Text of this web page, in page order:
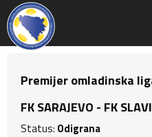
Premijer omladinska
FK SARAJEVO - FK
Status: Odigrana